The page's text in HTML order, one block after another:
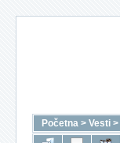
Početna > Vesti >